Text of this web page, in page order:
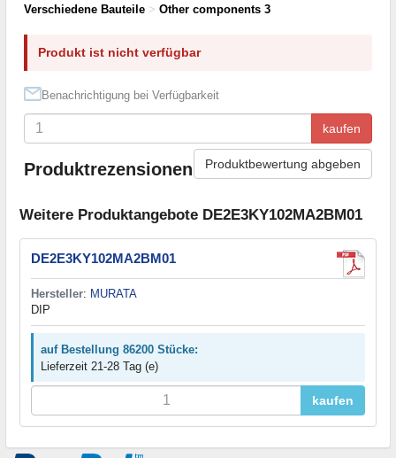
Verschiedene Bauteile > Other components 3
Produkt ist nicht verfügbar
Benachrichtigung bei Verfügbarkeit
kaufen
Produktrezensionen Produktbewertung abgeben
Weitere Produktangebote DE2E3KY102MA2BM01
DE2E3KY102MA2BM01
Hersteller: MURATA
DIP
auf Bestellung 86200 Stücke:
Lieferzeit 21-28 Tag (e)
kaufen